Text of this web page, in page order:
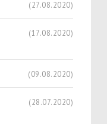
(27.08.2020)
(17.08.2020)
(09.08.2020)
(28.07.2020)